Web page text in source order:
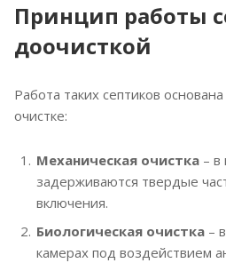
Принцип работы
доочисткой
Работа таких септиков
очистке:
Механическая очистка – в
задерживаются твердые
включения.
Биологическая очистка –
камерах под воздействием